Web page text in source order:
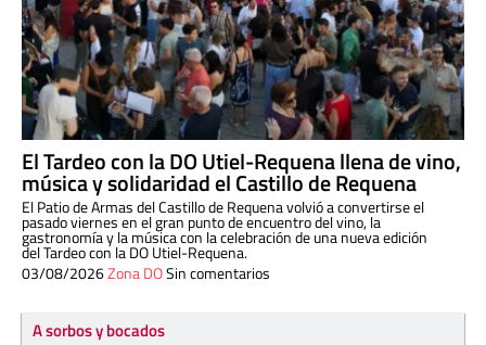
El Tardeo con la DO Utiel-Requena llena de vino,
música y solidaridad el Castillo de Requena
El Patio de Armas del Castillo de Requena volvió a convertirse el
pasado viernes en el gran punto de encuentro del vino, la
gastronomía y la música con la celebración de una nueva edición
del Tardeo con la DO Utiel-Requena.
03/08/2026Zona DOSin comentarios
A sorbos y bocados